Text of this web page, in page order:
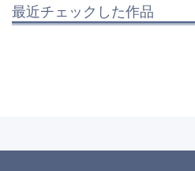
最近チェックした作品